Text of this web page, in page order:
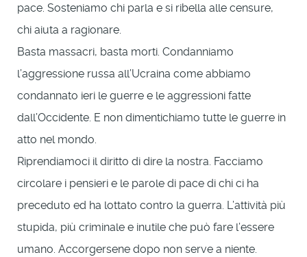
pace. Sosteniamo chi parla e si ribella alle censure,
chi aiuta a ragionare.
Basta massacri, basta morti. Condanniamo
l’aggressione russa all’Ucraina come abbiamo
condannato ieri le guerre e le aggressioni fatte
dall’Occidente. E non dimentichiamo tutte le guerre in
atto nel mondo.
Riprendiamoci il diritto di dire la nostra. Facciamo
circolare i pensieri e le parole di pace di chi ci ha
preceduto ed ha lottato contro la guerra. L’attività più
stupida, più criminale e inutile che può fare l’essere
umano. Accorgersene dopo non serve a niente.